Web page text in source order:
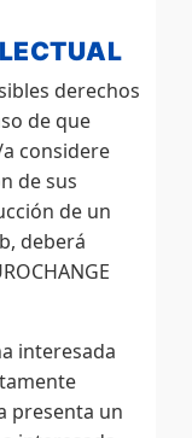
derechos
de que
considere
de sus
de un
deberá
interesada
presenta un